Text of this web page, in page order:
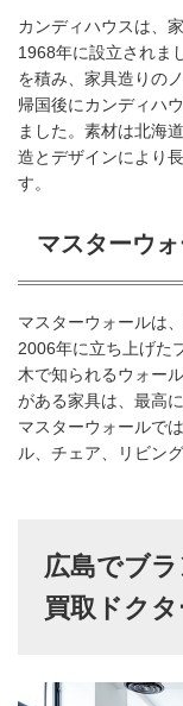
カンディハウスは、
1968年に設立されま
を積み、家具造りの
帰国後にカンディハ
ました。素材は北海
造とデザインにより
す。
マスターウ
マスターウォールは
2006年に立ち上げた
木で知られるウォー
がある家具は、最高
マスターウォールで
ル、チェア、リビン
広島でブ
買取ドク